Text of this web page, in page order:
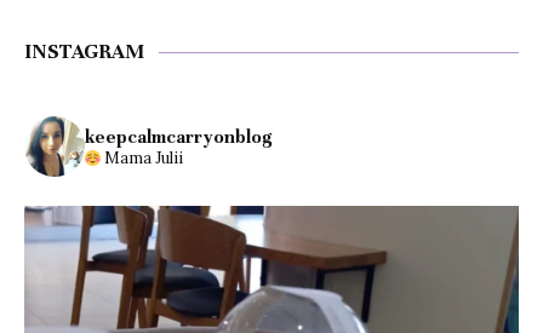
INSTAGRAM
keepcalmcarryonblog
Mama Julii